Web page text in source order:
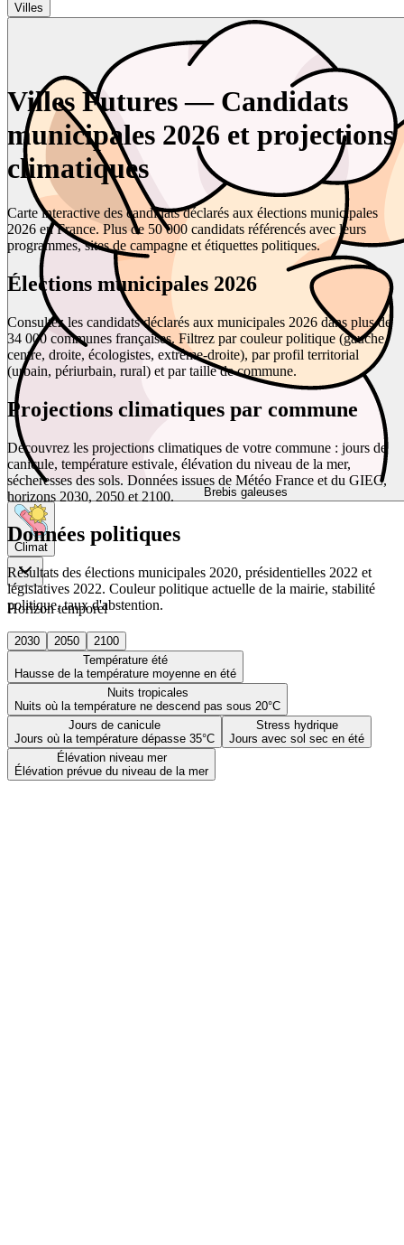
Villes
Brebis galeuses
Climat
Horizon temporel
2030 2050
2100
Température été
Hausse de la température moyenne en été
Nuits tropicales
Nuits où la température ne descend pas sous 20°C
Jours de canicule
Jours où la température dépasse 35°C
Stress hydrique
Jours avec sol sec en été
Élévation niveau mer
Élévation prévue du niveau de la mer
Villes Futures — Candidats
municipales 2026 et projections
climatiques
Carte interactive des candidats déclarés aux élections municipales
2026 en France. Plus de 50 000 candidats référencés avec leurs
programmes, sites de campagne et étiquettes politiques.
Élections municipales 2026
Consultez les candidats déclarés aux municipales 2026 dans plus de
34 000 communes françaises. Filtrez par couleur politique (gauche,
centre, droite, écologistes, extrême-droite), par profil territorial
(urbain, périurbain, rural) et par taille de commune.
Projections climatiques par commune
Découvrez les projections climatiques de votre commune : jours de
canicule, température estivale, élévation du niveau de la mer,
sécheresses des sols. Données issues de Météo France et du GIEC,
horizons 2030, 2050 et 2100.
Données politiques
Résultats des élections municipales 2020, présidentielles 2022 et
législatives 2022. Couleur politique actuelle de la mairie, stabilité
politique, taux d'abstention.